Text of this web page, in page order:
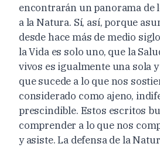
encontrarán un panorama de
a la Natura. Sí, así, porque
desde hace más de medio
la Vida es solo uno, que la
vivos es igualmente una sola
que sucede a lo que nos
considerado como ajeno,
prescindible. Estos escritos
comprender a lo que nos
y asiste. La defensa de la